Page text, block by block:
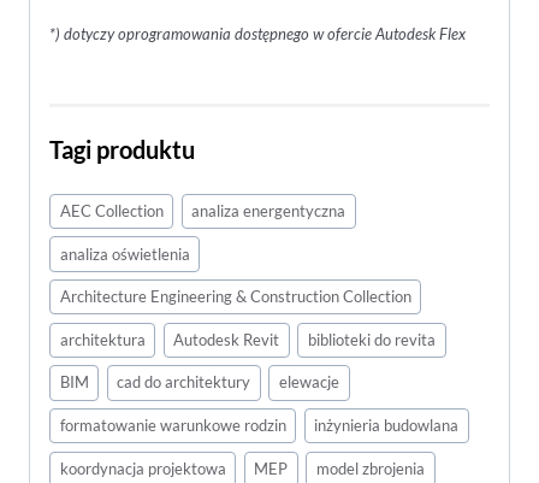
*) dotyczy oprogramowania dostępnego w ofercie Autodesk Flex
Tagi produktu
AEC Collection analiza energentyczna
analiza oświetlenia
Architecture Engineering & Construction Collection
architektura Autodesk Revit biblioteki do revita
BIM cad do architektury elewacje
formatowanie warunkowe rodzin inżynieria budowlana
koordynacja projektowa MEP model zbrojenia